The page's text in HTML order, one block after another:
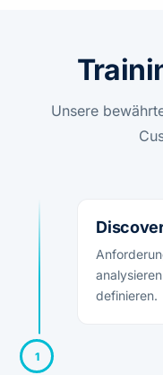
Unsere
definieren.
1